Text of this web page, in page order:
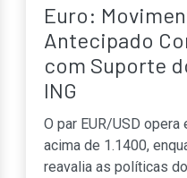
Euro:
Antecipado
com Suporte
ING
O par EUR/USD
acima de 1.1400,
reavalia as políticas